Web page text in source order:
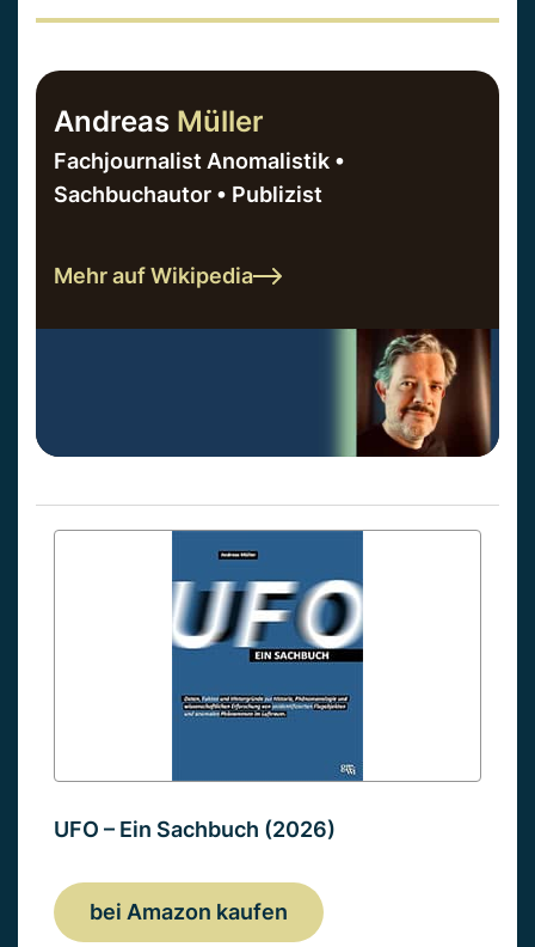
Andreas Müller
Fachjournalist Anomalistik •
Sachbuchautor • Publizist
Mehr auf Wikipedia
UFO – Ein Sachbuch (2026)
bei Amazon kaufen